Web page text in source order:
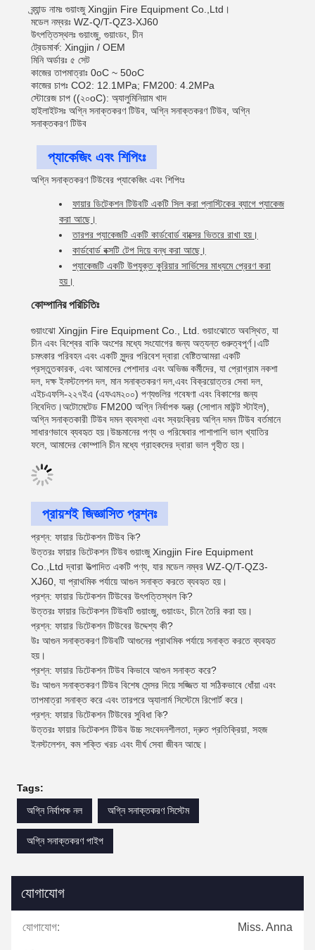
ব্র্যান্ড নামঃ গুয়াংজু Xingjin Fire Equipment Co.,Ltd।
মডেল নম্বরঃ WZ-Q/T-QZ3-XJ60
উৎপত্তিস্থলঃ গুয়াংজু, গুয়াংডং, চীন
ট্রেডমার্ক: Xingjin / OEM
মিনি অর্ডারঃ ৫ সেট
কাজের তাপমাত্রাঃ 0oC ~ 50oC
কাজের চাপঃ CO2: 12.1MPa; FM200: 4.2MPa
স্টোরেজ চাপ ((২০oC): অ্যালুমিনিয়াম খাদ
হাইলাইটসঃ অগ্নি সনাক্তকরণ টিউব, অগ্নি সনাক্তকরণ টিউব, অগ্নি
সনাক্তকরণ টিউব
প্যাকেজিং এবং শিপিংঃ
অগ্নি সনাক্তকরণ টিউবের প্যাকেজিং এবং শিপিংঃ
ফায়ার ডিটেকশন টিউবটি একটি সিল করা প্লাস্টিকের ব্যাগে প্যাকেজ
করা আছে।
তারপর প্যাকেজটি একটি কার্ডবোর্ড বাক্সের ভিতরে রাখা হয়।
কার্ডবোর্ড বক্সটি টেপ দিয়ে বন্ধ করা আছে।
প্যাকেজটি একটি উপযুক্ত কুরিয়ার সার্ভিসের মাধ্যমে প্রেরণ করা
হয়।
কোম্পানির পরিচিতিঃ
গুয়াংঝো Xingjin Fire Equipment Co., Ltd. গুয়াংঝোতে অবস্থিত, যা
চীন এবং বিশ্বের বাকি অংশের মধ্যে সংযোগের জন্য অত্যন্ত গুরুত্বপূর্ণ।এটি
চমৎকার পরিবহন এবং একটি সুন্দর পরিবেশ দ্বারা বেষ্টিতআমরা একটি
প্রস্তুতকারক, এবং আমাদের পেশাদার এবং অভিজ্ঞ কর্মীদের, যা প্রোগ্রাম নকশা
দল, দক্ষ ইনস্টলেশন দল, মান সনাক্তকরণ দল,এবং বিক্রয়োত্তর সেবা দল,
এইচএফসি-২২৭ইএ (এফএম২০০) পণ্যগুলির গবেষণা এবং বিকাশের জন্য
নিবেদিত।অটোমেটেড FM200 অগ্নি নির্বাপক যন্ত্র (সোপান মাউন্ট স্টাইল),
অগ্নি সনাক্তকারী টিউব দমন ব্যবস্থা এবং স্বয়ংক্রিয় অগ্নি দমন টিউব বর্তমানে
সাধারণভাবে ব্যবহৃত হয়।উচ্চমানের পণ্য ও পরিষেবার পাশাপাশি ভাল খ্যাতির
ফলে, আমাদের কোম্পানি চীন মধ্যে গ্রাহকদের দ্বারা ভাল গৃহীত হয়।
প্রায়শই জিজ্ঞাসিত প্রশ্নঃ
প্রশ্ন: ফায়ার ডিটেকশন টিউব কি?
উত্তরঃ ফায়ার ডিটেকশন টিউব গুয়াংজু Xingjin Fire Equipment
Co.,Ltd দ্বারা উত্পাদিত একটি পণ্য, যার মডেল নম্বর WZ-Q/T-QZ3-
XJ60, যা প্রাথমিক পর্যায়ে আগুন সনাক্ত করতে ব্যবহৃত হয়।
প্রশ্ন: ফায়ার ডিটেকশন টিউবের উৎপত্তিস্থল কি?
উত্তরঃ ফায়ার ডিটেকশন টিউবটি গুয়াংজু, গুয়াংডং, চীনে তৈরি করা হয়।
প্রশ্ন: ফায়ার ডিটেকশন টিউবের উদ্দেশ্য কী?
উঃ আগুন সনাক্তকরণ টিউবটি আগুনের প্রাথমিক পর্যায়ে সনাক্ত করতে ব্যবহৃত
হয়।
প্রশ্ন: ফায়ার ডিটেকশন টিউব কিভাবে আগুন সনাক্ত করে?
উঃ আগুন সনাক্তকরণ টিউব বিশেষ সেন্সর দিয়ে সজ্জিত যা সঠিকভাবে ধোঁয়া এবং
তাপমাত্রা সনাক্ত করে এবং তারপরে অ্যালার্ম সিস্টেমে রিপোর্ট করে।
প্রশ্ন: ফায়ার ডিটেকশন টিউবের সুবিধা কি?
উত্তরঃ ফায়ার ডিটেকশন টিউব উচ্চ সংবেদনশীলতা, দ্রুত প্রতিক্রিয়া, সহজ
ইনস্টলেশন, কম শক্তি খরচ এবং দীর্ঘ সেবা জীবন আছে।
Tags:
অগ্নি নির্বাপক নল
অগ্নি সনাক্তকরণ সিস্টেম
অগ্নি সনাক্তকরণ পাইপ
যোগাযোগ
যোগাযোগ: Miss. Anna